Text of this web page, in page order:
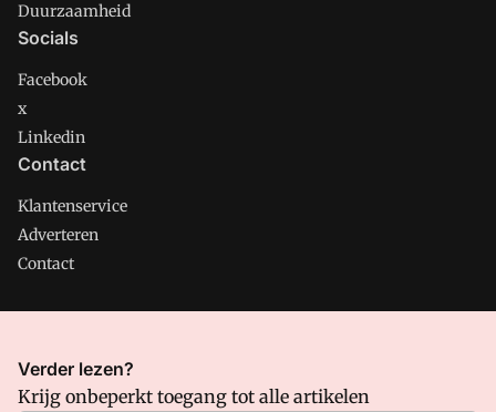
Duurzaamheid
Socials
Facebook
x
Linkedin
Contact
Klantenservice
Adverteren
Contact
CMweb is onderdeel van VMN media. Lees in
waar VMN media voor staat. Op gebruik van deze site zijn de
Verder lezen?
Krijg onbeperkt toegang tot alle artikelen